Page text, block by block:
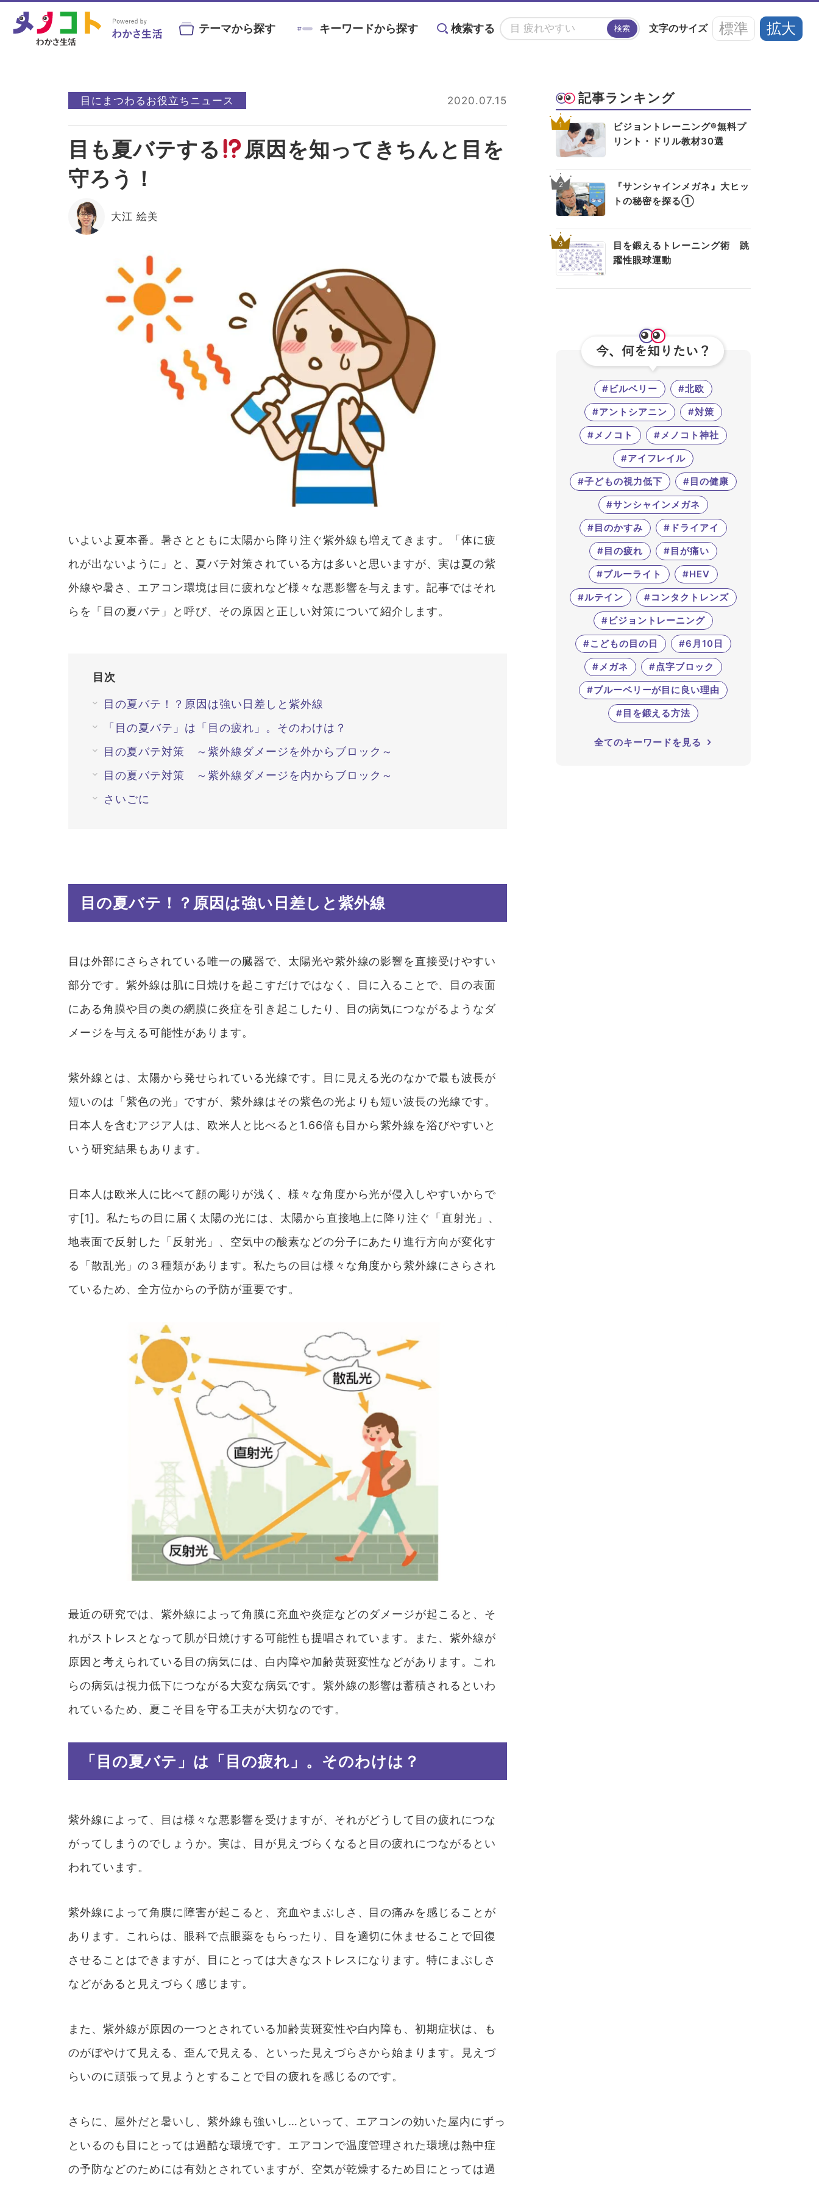
テーマから探す キーワードから探す 検索する 検索 文字のサイズ 標準 拡大
目の症状や病気と
目にまつわる
お役立ちニュース
目を鍛える
目に良い食べ物・
栄養素と調理法
目の基礎知識
目のことを楽しく
学ぶイベント情報
アイメイク・
#ビルベリー #北欧 #アントシアニン #アイフレイル #子どもの視力低下
#目の健康 #サンシャインメガネ #目のかすみ #ドライアイ #目の疲れ #目が痛い #ブルーライト #HEV #ルテイン
#コンタクトレンズ #ビジョントレーニング #こどもの目の日 #6月10日 #メガネ
目にまつわるお役立ちニュース 2020.07.15
目も夏バテする
原因を知ってきちんと目を
守ろう！
大江 絵美
いよいよ夏本番。暑さとともに太陽から降り注ぐ紫外線も増えてきます。「体に疲
れが出ないように」と、夏バテ対策されている方は多いと思いますが、実は夏の紫
外線や暑さ、エアコン環境は目に疲れなど様々な悪影響を与えます。記事ではそれ
らを「目の夏バテ」と呼び、その原因と正しい対策について紹介します。
目次
目の夏バテ！？原因は強い日差しと紫外線
「目の夏バテ」は「目の疲れ」。そのわけは？
目の夏バテ対策 ～紫外線ダメージを外からブロック～
目の夏バテ対策 ～紫外線ダメージを内からブロック～
さいごに
目の夏バテ！？原因は強い日差しと紫外線
目は外部にさらされている唯一の臓器で、太陽光や紫外線の影響を直接受けやすい
部分です。紫外線は肌に日焼けを起こすだけではなく、目に入ることで、目の表面
にある角膜や目の奥の網膜に炎症を引き起こしたり、目の病気につながるようなダ
メージを与える可能性があります。
紫外線とは、太陽から発せられている光線です。目に見える光のなかで最も波長が
短いのは「紫色の光」ですが、紫外線はその紫色の光よりも短い波長の光線です。
日本人を含むアジア人は、欧米人と比べると1.66倍も目から紫外線を浴びやすいと
いう研究結果もあります。
日本人は欧米人に比べて顔の彫りが浅く、様々な角度から光が侵入しやすいからで
す[1]。私たちの目に届く太陽の光には、太陽から直接地上に降り注ぐ「直射光」、
地表面で反射した「反射光」、空気中の酸素などの分子にあたり進行方向が変化す
る「散乱光」の３種類があります。私たちの目は様々な角度から紫外線にさらされ
ているため、全方位からの予防が重要です。
最近の研究では、紫外線によって角膜に充血や炎症などのダメージが起こると、そ
れがストレスとなって肌が日焼けする可能性も提唱されています。また、紫外線が
原因と考えられている目の病気には、白内障や加齢黄斑変性などがあります。これ
らの病気は視力低下につながる大変な病気です。紫外線の影響は蓄積されるといわ
れているため、夏こそ目を守る工夫が大切なのです。
「目の夏バテ」は「目の疲れ」。そのわけは？
紫外線によって、目は様々な悪影響を受けますが、それがどうして目の疲れにつな
がってしまうのでしょうか。実は、目が見えづらくなると目の疲れにつながるとい
われています。
紫外線によって角膜に障害が起こると、充血やまぶしさ、目の痛みを感じることが
あります。これらは、眼科で点眼薬をもらったり、目を適切に休ませることで回復
させることはできますが、目にとっては大きなストレスになります。特にまぶしさ
などがあると見えづらく感じます。
また、紫外線が原因の一つとされている加齢黄斑変性や白内障も、初期症状は、も
のがぼやけて見える、歪んで見える、といった見えづらさから始まります。見えづ
らいのに頑張って見ようとすることで目の疲れを感じるのです。
さらに、屋外だと暑いし、紫外線も強いし…といって、エアコンの効いた屋内にずっ
といるのも目にとっては過酷な環境です。エアコンで温度管理された環境は熱中症
の予防などのためには有効とされていますが、空気が乾燥するため目にとっては過
記事ランキング
1
ビジョントレーニング®無料プ
リント・ドリル教材30選
2
『サンシャインメガネ』大ヒッ
トの秘密を探る①
3
目を鍛えるトレーニング術 跳
躍性眼球運動
#ビルベリー
#北欧
#アントシアニン
#対策
#メノコト
#メノコト神社
#アイフレイル
#子どもの視力低下
#目の健康
#サンシャインメガネ
#目のかすみ
#ドライアイ
#目の疲れ
#目が痛い
#ブルーライト
#HEV
#ルテイン
#コンタクトレンズ
#ビジョントレーニング
#こどもの目の日
#6月10日
#メガネ
#点字ブロック
#ブルーベリーが目に良い理由
#目を鍛える方法
全てのキーワードを見る